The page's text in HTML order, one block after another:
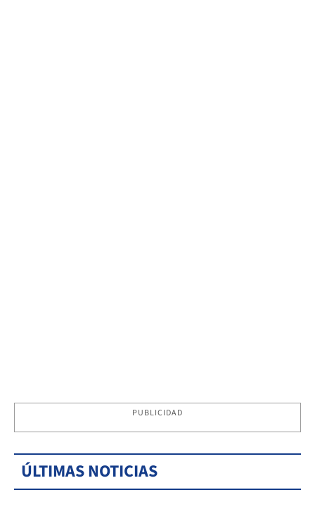
PUBLICIDAD
ÚLTIMAS NOTICIAS